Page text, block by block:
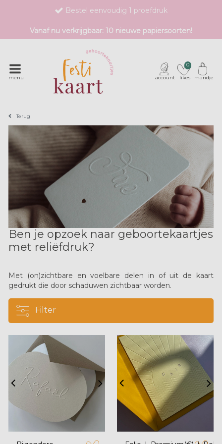
Bestel eenvoudig 1 proefdruk
Vanaf nu verkrijgbaar: 10 nieuwe papiersoorten!
menu account likes
0
mandje
Terug
Ben je opzoek naar geboortekaartjes
met reliëfdruk?
Met (on)zichtbare en voelbare delen in of uit de kaart
gedrukt die door schaduwen zichtbaar worden.
Filter